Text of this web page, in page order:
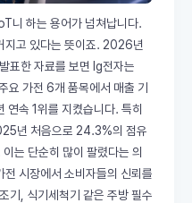
니 하는 용어가 넘쳐납니다.
지고 있다는 뜻이죠. 2026년
표한 자료를 보면 lg전자는
가전 6개 품목에서 매출 기
속 1위를 지켰습니다. 특히
년 처음으로 24.3%의 점유
는 단순히 많이 팔렸다는 의
시장에서 소비자들의 신뢰를
기, 식기세척기 같은 주방 필수